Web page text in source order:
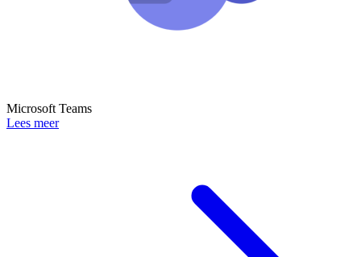
Microsoft Teams
Lees meer